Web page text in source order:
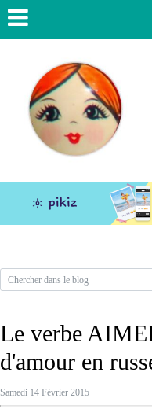
Le verbe
d'amour en
Samedi 14 Février 2015